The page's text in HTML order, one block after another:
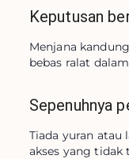
Keputusan
Menjana
bebas ralat
Sepenuhnya
Tiada yuran atau
akses yang tidak